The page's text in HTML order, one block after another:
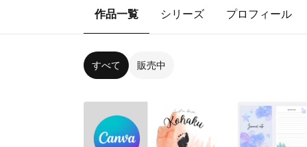
作品一覧 シリーズ プロフィール
すべて 販売中